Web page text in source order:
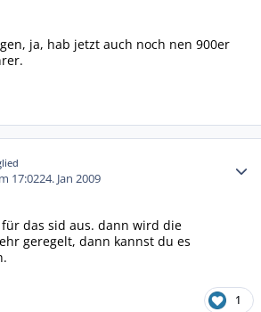
ja, hab jetzt auch noch nen 900er
17:0224. Jan 2009
das sid aus. dann wird die
geregelt, dann kannst du es
1